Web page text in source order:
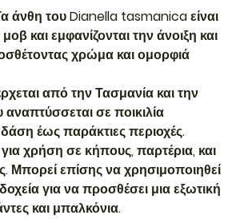
του Dianella tasmanica είναι
και εμφανίζονται την άνοιξη και
χρώμα και ομορφιά
από την Τασμανία και την
σε ποικιλία
έως παράκτιες περιοχές.
για χρήση σε κήπους, παρτέρια, και
Μπορεί επίσης να χρησιμοποιηθεί
για να προσθέσει μια εξωτική
και μπαλκόνια.